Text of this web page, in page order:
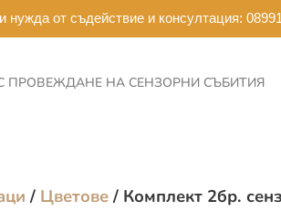
нужда от съдействие и консултация:
ПРОВЕЖДАНЕ НА СЕНЗОРНИ СЪБИТИЯ
/ Цветове / Комплект 2бр.